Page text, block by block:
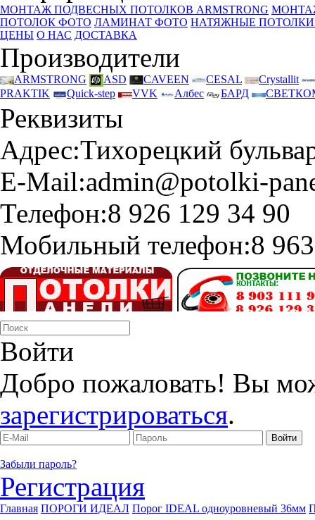
МОНТАЖ ПОДВЕСНЫХ ПОТОЛКОВ ARMSTRONG
ПОТОЛОК ФОТО ЛАМИНАТ ФОТО НАТЯЖНЫЕ ПОТОЛКИ
ЦЕНЫ О НАС ДОСТАВКА
Производители
ARMSTRONG ASD CAVEEN CESAL
Crystallit
PRAKTIK
Quick-step VVK Албес БАРД
Реквизиты
Адрес:Тихорецкий
E-Mail:admin@potolki-
Телефон:8 926 129 34 90
Мобильный телефон:8
Войти
Добро пожаловать! Вы
зарегистрироваться.
Забыли пароль?
Регистрация
Главная ПОРОГИ ИДЕАЛ Порог IDEAL одноуровневый 36мм